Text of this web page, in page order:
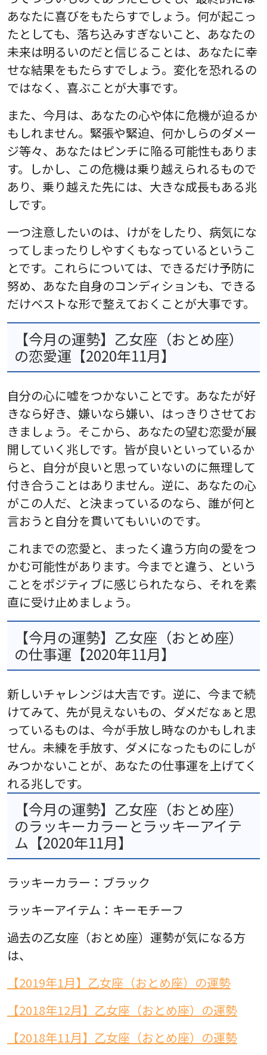
あなたに喜びをもたらすでしょう。何が起こっ
たとしても、落ち込みすぎないこと、あなたの
未来は明るいのだと信じることは、あなたに幸
せな結果をもたらすでしょう。変化を恐れるの
ではなく、喜ぶことが大事です。
また、今月は、あなたの心や体に危機が迫るか
もしれません。緊張や緊迫、何かしらのダメー
ジ等々、あなたはピンチに陥る可能性もありま
す。しかし、この危機は乗り越えられるもので
あり、乗り越えた先には、大きな成長もある兆
しです。
一つ注意したいのは、けがをしたり、病気にな
ってしまったりしやすくもなっているというこ
とです。これらについては、できるだけ予防に
努め、あなた自身のコンディションも、できる
だけベストな形で整えておくことが大事です。
【今月の運勢】乙女座（おとめ座）
の恋愛運【2020年11月】
自分の心に嘘をつかないことです。あなたが好
きなら好き、嫌いなら嫌い、はっきりさせてお
きましょう。そこから、あなたの望む恋愛が展
開していく兆しです。皆が良いといっているか
らと、自分が良いと思っていないのに無理して
付き合うことはありません。逆に、あなたの心
がこの人だ、と決まっているのなら、誰が何と
言おうと自分を貫いてもいいのです。
これまでの恋愛と、まったく違う方向の愛をつ
かむ可能性があります。今までと違う、という
ことをポジティブに感じられたなら、それを素
直に受け止めましょう。
【今月の運勢】乙女座（おとめ座）
の仕事運【2020年11月】
新しいチャレンジは大吉です。逆に、今まで続
けてみて、先が見えないもの、ダメだなぁと思
っているものは、今が手放し時なのかもしれま
せん。未練を手放す、ダメになったものにしが
みつかないことが、あなたの仕事運を上げてく
れる兆しです。
【今月の運勢】乙女座（おとめ座）
のラッキーカラーとラッキーアイテ
ム【2020年11月】
ラッキーカラー：ブラック
ラッキーアイテム：キーモチーフ
過去の乙女座（おとめ座）運勢が気になる方
は、
【2019年1月】乙女座（おとめ座）の運勢
【2018年12月】乙女座（おとめ座）の運勢
【2018年11月】乙女座（おとめ座）の運勢